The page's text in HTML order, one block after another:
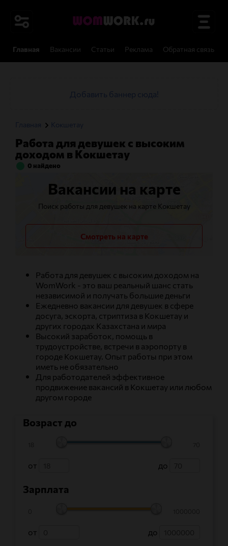
Главная Вакансии Статьи Реклама Обратная связь
Добавить баннер сюда!
Главная Кокшетау
Работа для девушек с высоким
доходом в Кокшетау
0 найдено
Вакансии на карте
Поиск работы для девушек на карте Кокшетау
Смотреть на карте
Работа для девушек с высоким доходом на
WomWork - это ваш реальный шанс стать
независимой и получать большие деньги
Ежедневно вакансии для девушек в сфере
досуга, эскорта, стриптиза в Кокшетау и
других городах Казахстана и мира
Высокий заработок, помощь в
трудоустройстве, встречи в аэропорту в
городе Кокшетау. Опыт работы при этом
иметь не обязательно
Для работодателей эффективное
продвижение вакансий в Кокшетау или любом
другом городе
Возраст до
от до
Зарплата
от до